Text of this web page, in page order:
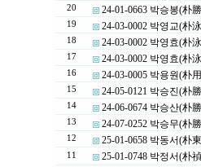
20 24-01-0663 박승봉(朴
19 24-03-0002 박영교(朴
18 24-03-0002 박영효(朴
17 24-03-0002 박영효(朴
16 24-03-0005 박용원(朴
15 24-05-0121 박승진(朴
14 24-06-0674 박승산(朴
13 24-07-0252 박승무(朴
12 25-01-0658 박동서(朴
11 25-01-0748 박정서(朴